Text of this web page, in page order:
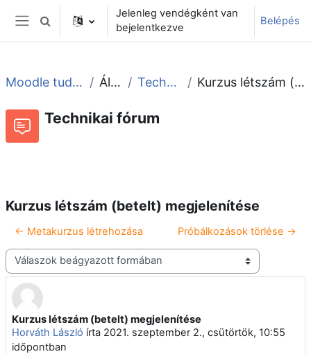
Tovább a fő tartalomhoz
Oldalpanel
Keresési bemeneti adatok váltása
Jelenleg vendégként van
bejelentkezve
Belépés
Moodle tudástár és fórum Általános Technikai fórum Kurzus létszám (betelt) megjelenítése
Technikai fórum
Kurzus létszám (betelt) megjelenítése
← Metakurzus létrehozása Próbálkozások törlése →
Megjelenítési mód
Kurzus létszám (betelt) megjelenítése
Horváth László írta 2021. szeptember 2., csütörtök, 10:55
időpontban
Válaszok szám: 2